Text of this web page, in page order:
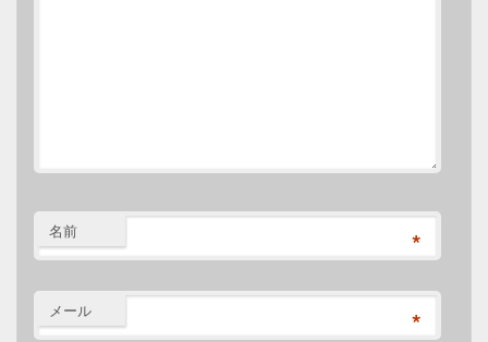
名前 *
メール *